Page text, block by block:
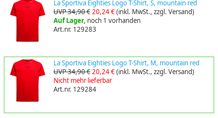
La Sportiva Eighties Logo T-Shirt, S, mountain red
UVP 34,90 €20,24 €(inkl. MwSt., zzgl. Versand)
Auf Lager, noch 1 vorhanden
Art.nr. 129283
La Sportiva Eighties Logo T-Shirt, M, mountain red
UVP 34,90 €20,24 €(inkl. MwSt., zzgl. Versand)
Nicht mehr lieferbar
Art.nr. 129284